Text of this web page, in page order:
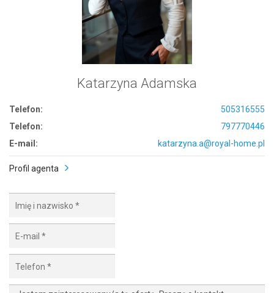
Katarzyna Adamska
Telefon:
505316555
Telefon:
797770446
E-mail:
katarzyna.a@royal-home.pl
Profil agenta